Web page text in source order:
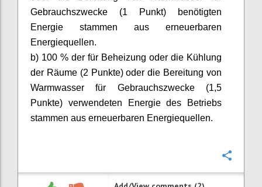
Gebrauchszwecke (1 Punkt) benötigten
Energie stammen aus erneuerbaren
Energiequellen.
b) 100 % der für Beheizung oder die Kühlung
der Räume (2 Punkte) oder die Bereitung von
Warmwasser für Gebrauchszwecke (1,5
Punkte) verwendeten Energie des Betriebs
stammen aus erneuerbaren Energiequellen.